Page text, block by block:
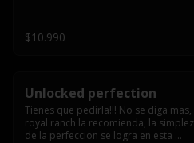
grill y los mas ricos jalapeños
jalapeños de todo texas.
$10.990
Unlocked perfection
Tienes que pedirla!!! No se diga mas,
royal ranch la recomienda, la
de la perfeccion se logra en esta